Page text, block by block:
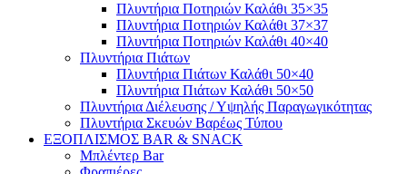
Πλυντήρια Ποτηριών Καλάθι 35×35
Πλυντήρια Ποτηριών Καλάθι 37×37
Πλυντήρια Ποτηριών Καλάθι 40×40
Πλυντήρια Πιάτων
Πλυντήρια Πιάτων Καλάθι 50×40
Πλυντήρια Πιάτων Καλάθι 50×50
Πλυντήρια Διέλευσης / Υψηλής Παραγωγικότητας
Πλυντήρια Σκευών Βαρέως Τύπου
ΕΞΟΠΛΙΣΜΟΣ BAR & SNACK
Μπλέντερ Bar